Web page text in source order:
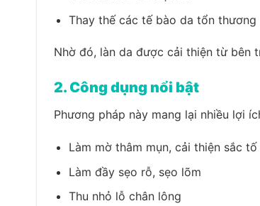
Thay thế các tế bào da tổn
Nhờ đó, làn da được cải thiện từ bên
2. Công dụng nổi bật
Phương pháp này mang lại nhiều lợi
Làm mờ thâm mụn, cải thiện sắc tố
Làm đầy sẹo rỗ, sẹo lõm
Thu nhỏ lỗ chân lông